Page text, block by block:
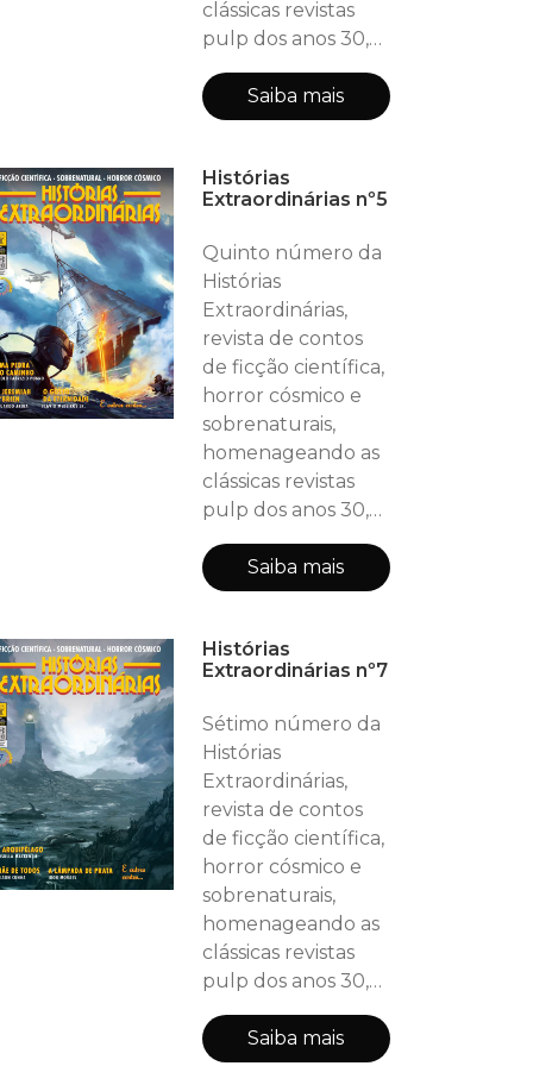
clássicas revistas
pulp dos anos 30,
40 e 50! Neste
número (44
páginas, incluindo
RECOMENDA:
Apresentando Ted
Chiang - Roberto
Rios
DEPARTAMENTO
DE CIÊNCIA:
Pousamos! - Marco
Lazzeri
ENTREVISTA:
Roberto Causo -
Escritor Contos:
CONFRONTO NAS
ALTURAS -
Saiba mais
Histórias
Extraordinárias nº5
Quinto número da
Histórias
Extraordinárias,
revista de contos
de ficção científica,
horror cósmico e
sobrenaturais,
homenageando as
clássicas revistas
pulp dos anos 30,
40 e 50! Neste
número (56
páginas, incluindo
RECOMENDA:
Severance -
Roberto Rios
DEPARTAMENTO
DE CIÊNCIA: Os
robôs sonham com
cachorros
elétricos? - Marco
Lazzeri
ENTREVISTA: LUIZ
NAVARRO - Nova
Frota Contos: UMA
PED
Saiba mais
Histórias
Extraordinárias nº7
Sétimo número da
Histórias
Extraordinárias,
revista de contos
de ficção científica,
horror cósmico e
sobrenaturais,
homenageando as
clássicas revistas
pulp dos anos 30,
40 e 50! Neste
número (44
Saiba mais